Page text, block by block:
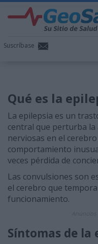
Suscríbase
Qué es la
La epilepsia es un
central que perturba la
nerviosas en el
comportamiento
veces pérdida de
Las convulsiones son
el cerebro que
funcionamiento.
Síntomas de la